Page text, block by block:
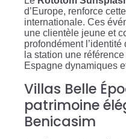
d’Europe, renforce
internationale. Ces
une clientèle jeune et
profondément
la station une
Espagne dynamiques
Villas Belle
patrimoine
Benicasim